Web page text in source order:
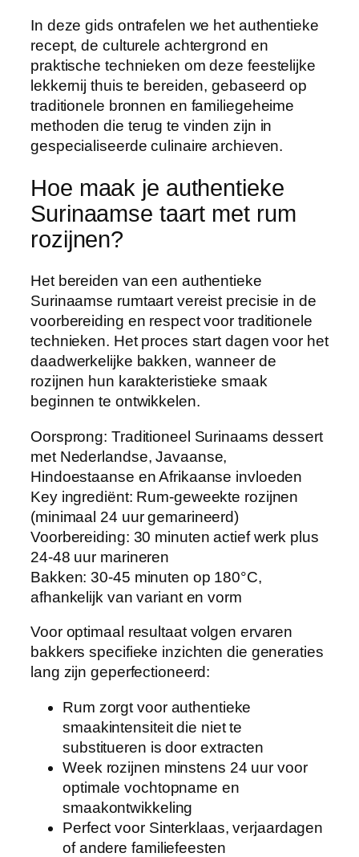
In deze gids ontrafelen we het authentieke
recept, de culturele achtergrond en
praktische technieken om deze feestelijke
lekkernij thuis te bereiden, gebaseerd op
traditionele bronnen en familiegeheime
methoden die terug te vinden zijn in
gespecialiseerde culinaire archieven.
Hoe maak je authentieke
Surinaamse taart met rum
rozijnen?
Het bereiden van een authentieke
Surinaamse rumtaart vereist precisie in de
voorbereiding en respect voor traditionele
technieken. Het proces start dagen voor het
daadwerkelijke bakken, wanneer de
rozijnen hun karakteristieke smaak
beginnen te ontwikkelen.
Oorsprong: Traditioneel Surinaams dessert
met Nederlandse, Javaanse,
Hindoestaanse en Afrikaanse invloeden
Key ingrediënt: Rum-geweekte rozijnen
(minimaal 24 uur gemarineerd)
Voorbereiding: 30 minuten actief werk plus
24-48 uur marineren
Bakken: 30-45 minuten op 180°C,
afhankelijk van variant en vorm
Voor optimaal resultaat volgen ervaren
bakkers specifieke inzichten die generaties
lang zijn geperfectioneerd:
Rum zorgt voor authentieke
smaakintensiteit die niet te
substitueren is door extracten
Week rozijnen minstens 24 uur voor
optimale vochtopname en
smaakontwikkeling
Perfect voor Sinterklaas, verjaardagen
of andere familiefeesten